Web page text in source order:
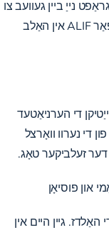
נייַ ביין געוועב צו
האַלטן זיי פון מאָווינג. מיר האָבן שנייַדן די צייט פֿאַר ALIF אין האַלב
די הערניאַטעד
די נערוו וואָרצל
דער זעלביקער טאָג.
און פוסיאָן
גיין היים אין